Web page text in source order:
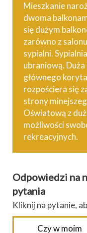
Mieszkanie
dwoma
się dużym
zarówno z
sypialni.
ubraniową. Duża
głównego
rozpościera się
strony
Oświatową z
możliwości
rekreacyjnych.
Odpowiedzi na
pytania
Kliknij na pytanie,
Czy w moim